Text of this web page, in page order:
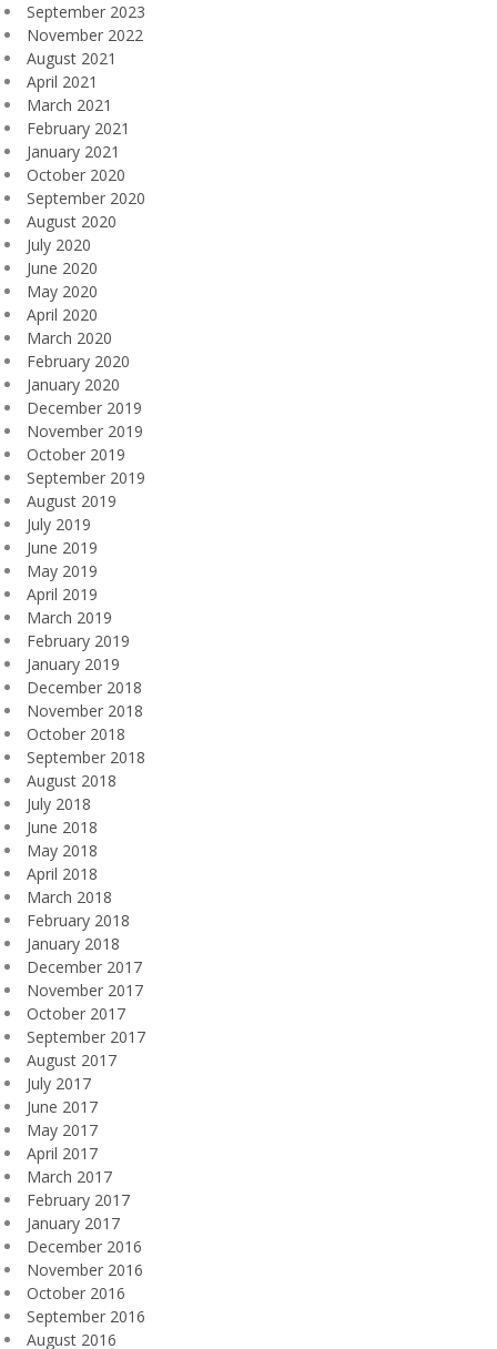
September 2023
November 2022
August 2021
April 2021
March 2021
February 2021
January 2021
October 2020
September 2020
August 2020
July 2020
June 2020
May 2020
April 2020
March 2020
February 2020
January 2020
December 2019
November 2019
October 2019
September 2019
August 2019
July 2019
June 2019
May 2019
April 2019
March 2019
February 2019
January 2019
December 2018
November 2018
October 2018
September 2018
August 2018
July 2018
June 2018
May 2018
April 2018
March 2018
February 2018
January 2018
December 2017
November 2017
October 2017
September 2017
August 2017
July 2017
June 2017
May 2017
April 2017
March 2017
February 2017
January 2017
December 2016
November 2016
October 2016
September 2016
August 2016